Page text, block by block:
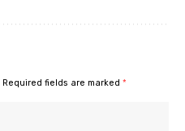
Required fields are marked *